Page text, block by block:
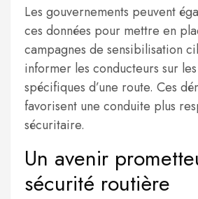
Les gouvernements peuvent
ces données pour mettre en
campagnes de sensibilisation
informer les conducteurs sur
spécifiques d’une route. Ces
favorisent une conduite plus
sécuritaire.
Un avenir
sécurité routière